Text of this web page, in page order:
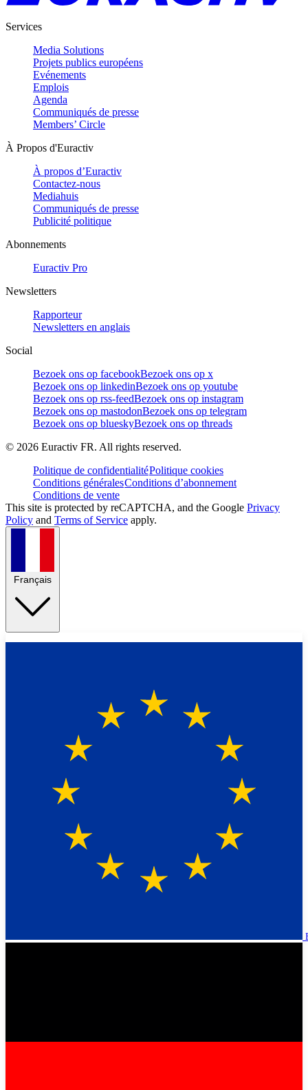
Services
Media Solutions
Projets publics européens
Evénements
Emplois
Agenda
Communiqués de presse
Members’ Circle
À Propos d'Euractiv
À propos d’Euractiv
Contactez-nous
Mediahuis
Communiqués de presse
Publicité politique
Abonnements
Euractiv Pro
Newsletters
Rapporteur
Newsletters en anglais
Social
Bezoek ons op facebookBezoek ons op x
Bezoek ons op linkedinBezoek ons op youtube
Bezoek ons op rss-feedBezoek ons op instagram
Bezoek ons op mastodonBezoek ons op telegram
Bezoek ons op blueskyBezoek ons op threads
© 2026 Euractiv FR. All rights reserved.
Politique de confidentialitéPolitique cookies
Conditions généralesConditions d’abonnement
Conditions de vente
This site is protected by reCAPTCHA, and the Google Privacy
Policy and Terms of Service apply.
Français